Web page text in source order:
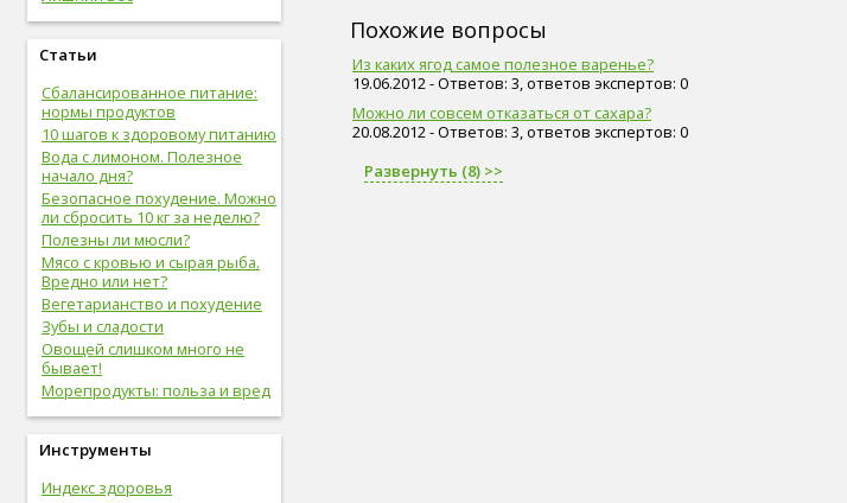
упражнения (27)
сахар (26)
мышцы (24)
витамины (24)
позвоночник (24)
сон (24)
общий анализ крови (23)
болезни опорно-двигательной
системы, травмы (23)
опорно-двигательная
система (22)
пищеварительная система (22)
голова (22)
физическая форма (22)
сигареты (22)
дети (22)
вода (21)
женские болезни (20)
инфекционные болезни (20)
дыхательная система (19)
Статьи
Сбалансированное питание:
нормы продуктов
10 шагов к здоровому питанию
Вода с лимоном. Полезное
начало дня?
Безопасное похудение. Можно
ли сбросить 10 кг за неделю?
Полезны ли мюсли?
Мясо с кровью и сырая рыба.
Вредно или нет?
Вегетарианство и похудение
Зубы и сладости
Овощей слишком много не
бывает!
Морепродукты: польза и вред
Инструменты
Индекс здоровья
Похожие вопросы
Из каких ягод самое полезное варенье?
19.06.2012 - Ответов: 3, ответов экспертов: 0
Можно ли совсем отказаться от сахара?
20.08.2012 - Ответов: 3, ответов экспертов: 0
Развернуть (8) >>